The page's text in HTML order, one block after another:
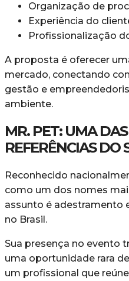
Organização de
Experiência do
Profissionalização
A proposta é oferecer
mercado, conectando
gestão e
ambiente.
MR. PET: UMA
REFERÊNCIAS DO
Reconhecido
como um dos nomes
assunto é adestramento
no Brasil.
Sua presença no evento
uma oportunidade rara
um profissional que